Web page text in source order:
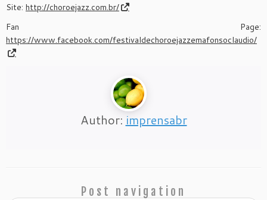
Site: http://choroejazz.com.br/
Fan Page:
https://www.facebook.com/festivaldechoroejazzemafonsoclaudio/
Author: imprensabr
Post navigation